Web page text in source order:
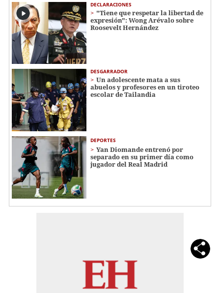
DECLARACIONES
"Tiene que respetar la libertad de
expresión": Wong Arévalo sobre
Roosevelt Hernández
DESGARRADOR
Un adolescente mata a sus
abuelos y profesores en un tiroteo
escolar de Tailandia
DEPORTES
Yan Diomande entrenó por
separado en su primer día como
jugador del Real Madrid